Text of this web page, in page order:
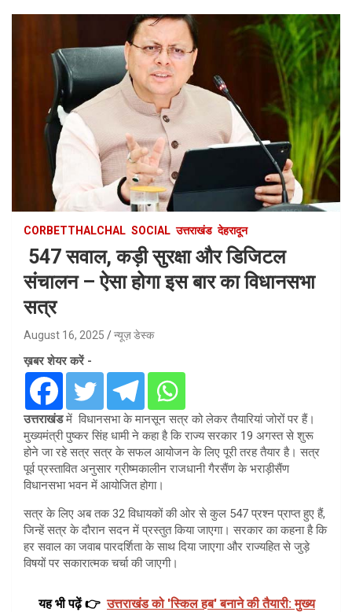
CORBETTHALCHAL SOCIAL उत्तराखंड देहरादून
547 सवाल, कड़ी सुरक्षा और डिजिटल
संचालन – ऐसा होगा इस बार का विधानसभा
सत्र
August 16, 2025 न्यूज़ डेस्क
ख़बर शेयर करें -
उत्तराखंडमें विधानसभा के मानसून सत्र को लेकर तैयारियां जोरों पर हैं।
मुख्यमंत्री पुष्कर सिंह धामी ने कहा है कि राज्य सरकार 19 अगस्त से शुरू
होने जा रहे सत्र सत्र के सफल आयोजन के लिए पूरी तरह तैयार है। सत्र
पूर्व प्रस्तावित अनुसार ग्रीष्मकालीन राजधानी गैरसैंण के भराड़ीसैंण
विधानसभा भवन में आयोजित होगा।
सत्र के लिए अब तक 32 विधायकों की ओर से कुल 547 प्रश्न प्राप्त हुए हैं,
जिन्हें सत्र के दौरान सदन में प्रस्तुत किया जाएगा। सरकार का कहना है कि
हर सवाल का जवाब पारदर्शिता के साथ दिया जाएगा और राज्यहित से जुड़े
विषयों पर सकारात्मक चर्चा की जाएगी।
यह भी पढ़ें 👉 उत्तराखंड को 'स्किल हब' बनाने की तैयारी: मुख्य